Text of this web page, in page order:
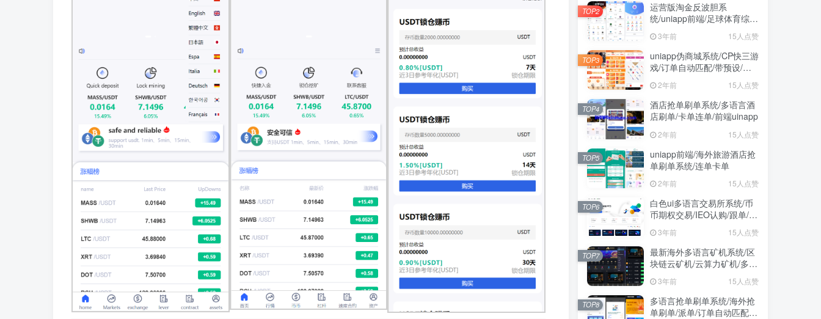
运营版淘金反波胆系
统/uniapp前端/足球体育综合
娱乐系统/全自动采集
3年前 15人点赞
TOP2
uniapp伪商城系统/CP快三游
戏/订单自动匹配/带预设/代
理后台
2年前 15人点赞
TOP3
酒店抢单刷单系统/多语言酒
店刷单/卡单连单/前端uinapp
2年前 15人点赞
TOP4
uniapp前端/海外旅游酒店抢
单刷单系统/连单卡单
2年前 15人点赞
TOP5
白色ui多语言交易所系统/币
币期权交易/IEO认购/跟单/锁
3年前 15人点赞
TOP6
最新海外多语言矿机系统/区
块链云矿机/云算力矿机/多级
3年前 15人点赞
TOP7
多语言抢单刷单系统/海外抢
单刷单/派单/订单自动匹配/
TOP8